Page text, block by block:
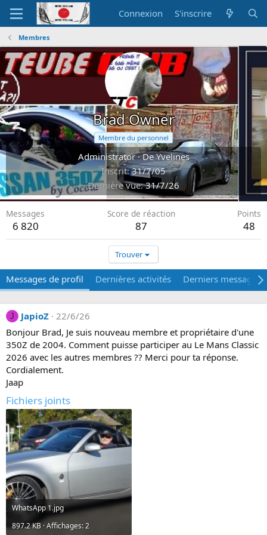
Connexion S'inscrire
Membres
Brad Owner
Membre du personnel
Administrator ·DeYvelines
Inscrit 31/7/05
Dernière vue 31/7/26
Messages
6 820
Score de réaction
87
Points
48
Trouver
Messages de profil Dernières activités Derniers messages
J JapioZ 22/6/26
Bonjour Brad, Je suis nouveau membre et propriétaire d'une
350Z de 2004. Comment puisse participer au Le Mans Classic
2026 avec les autres membres ?? Merci pour ta réponse.
Cordialement.
Jaap
Fichiers joints
WhatsApp 1.jpg
897.2 KB · Affichages: 2